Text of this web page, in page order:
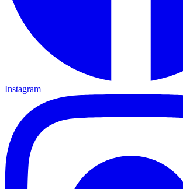
Instagram